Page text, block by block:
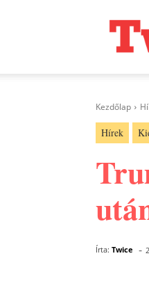
Kezdőlap
Hírek
Írta: Twice -